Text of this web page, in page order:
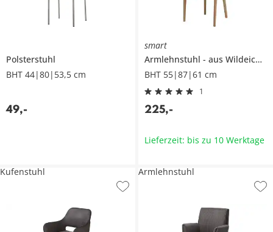
Polsterstuhl
BHT 44|80|53,5 cm
49,-
smart
Armlehnstuhl
aus Wildeiche massiv
BHT 55|87|61 cm
1
225,-
Lieferzeit: bis zu 10 Werktage
Kufenstuhl Armlehnstuhl